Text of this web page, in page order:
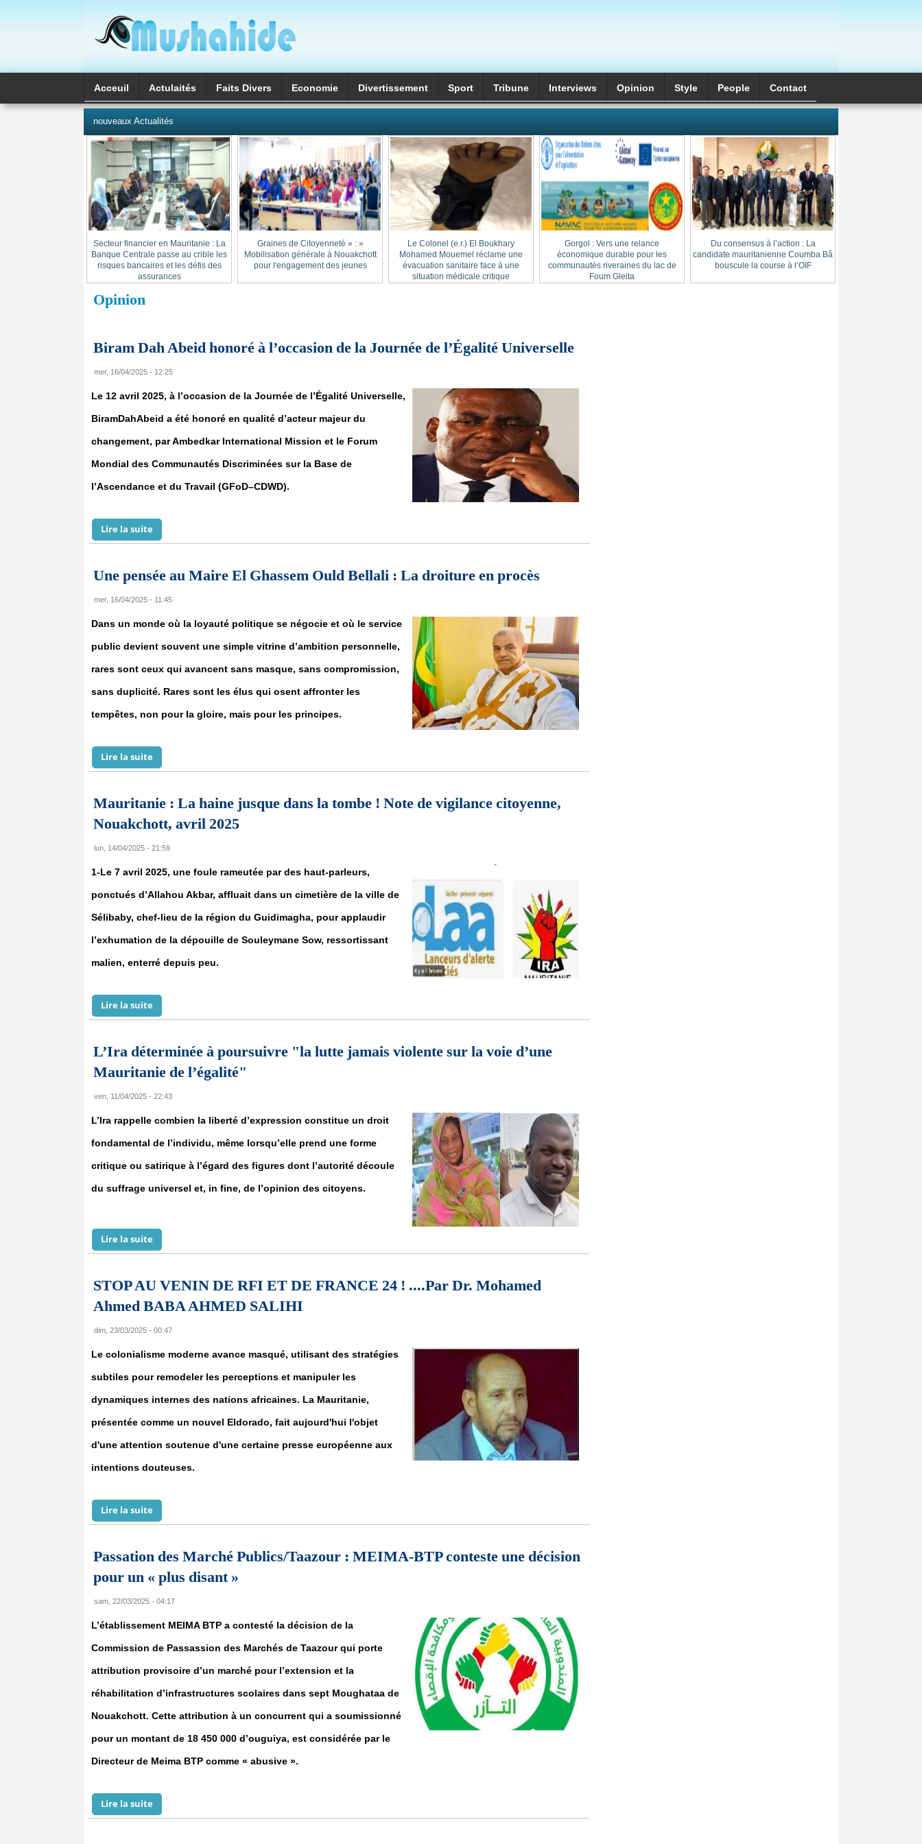
Acceuil Actulaités Faits Divers Economie Divertissement Sport Tribune Interviews Opinion Style َPeople Contact
nouveaux Actualités
Du consensus à l’action : La
candidate mauritanienne Coumba Bâ
bouscule la course à l’OIF
Gorgol : Vers une relance
économique durable pour les
communautés riveraines du lac de
Foum Gleita
Le Colonel (e.r.) El Boukhary
Mohamed Mouemel réclame une
évacuation sanitaire face à une
situation médicale critique
« Graines de Citoyenneté » :
Mobilisation générale à Nouakchott
pour l'engagement des jeunes
Secteur financier en Mauritanie : La
Banque Centrale passe au crible les
risques bancaires et les défis des
assurances
Opinion
Biram Dah Abeid honoré à l’occasion de la Journée de l’Égalité Universelle
mer, 16/04/2025 - 12:25
Le 12 avril 2025, à l’occasion de la Journée de l’Égalité Universelle,
BiramDahAbeid a été honoré en qualité d’acteur majeur du
changement, par Ambedkar International Mission et le Forum
Mondial des Communautés Discriminées sur la Base de
l’Ascendance et du Travail (GFoD–CDWD).
Lire la suite
Une pensée au Maire El Ghassem Ould Bellali : La droiture en procès
mer, 16/04/2025 - 11:45
Dans un monde où la loyauté politique se négocie et où le service
public devient souvent une simple vitrine d’ambition personnelle,
rares sont ceux qui avancent sans masque, sans compromission,
sans duplicité. Rares sont les élus qui osent affronter les
tempêtes, non pour la gloire, mais pour les principes.
Lire la suite
Mauritanie : La haine jusque dans la tombe ! Note de vigilance citoyenne,
Nouakchott, avril 2025
lun, 14/04/2025 - 21:59
1-Le 7 avril 2025, une foule rameutée par des haut-parleurs,
ponctués d’Allahou Akbar, affluait dans un cimetière de la ville de
Sélibaby, chef-lieu de la région du Guidimagha, pour applaudir
l’exhumation de la dépouille de Souleymane Sow, ressortissant
malien, enterré depuis peu.
Lire la suite
L’Ira déterminée à poursuivre "la lutte jamais violente sur la voie d’une
Mauritanie de l’égalité"
ven, 11/04/2025 - 22:43
L’Ira rappelle combien la liberté d’expression constitue un droit
fondamental de l’individu, même lorsqu’elle prend une forme
critique ou satirique à l’égard des figures dont l’autorité découle
du suffrage universel et, in fine, de l’opinion des citoyens.
Lire la suite
STOP AU VENIN DE RFI ET DE FRANCE 24 ! ....Par Dr. Mohamed
Ahmed BABA AHMED SALIHI
dim, 23/03/2025 - 00:47
Le colonialisme moderne avance masqué, utilisant des stratégies
subtiles pour remodeler les perceptions et manipuler les
dynamiques internes des nations africaines. La Mauritanie,
présentée comme un nouvel Eldorado, fait aujourd'hui l'objet
d'une attention soutenue d'une certaine presse européenne aux
intentions douteuses.
Lire la suite
Passation des Marché Publics/Taazour : MEIMA-BTP conteste une décision
pour un « plus disant »
sam, 22/03/2025 - 04:17
L’établissement MEIMA BTP a contesté la décision de la
Commission de Passassion des Marchés de Taazour qui porte
attribution provisoire d’un marché pour l’extension et la
réhabilitation d’infrastructures scolaires dans sept Moughataa de
Nouakchott. Cette attribution à un concurrent qui a soumissionné
pour un montant de 18 450 000 d’ouguiya, est considérée par le
Directeur de Meima BTP comme « abusive ».
Lire la suite